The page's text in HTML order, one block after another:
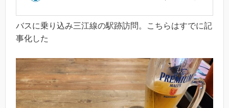
バスに乗り込み三江線の駅跡訪問。こちらはすでに記
事化した